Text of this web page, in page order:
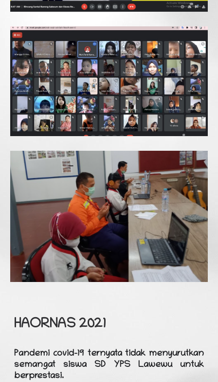
HAORNAS 2021
Pandemi covid-19 ternyata tidak menyurutkan
semangat siswa SD YPS Lawewu untuk
berprestasi.